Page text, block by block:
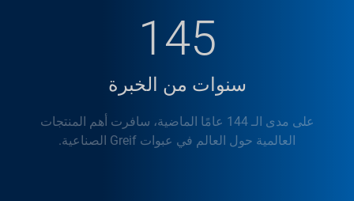
145
سنوات من الخبرة
على مدى الـ 144 عامًا الماضية، سافرت أهم المنتجات
العالمية حول العالم في عبوات Greif الصناعية.